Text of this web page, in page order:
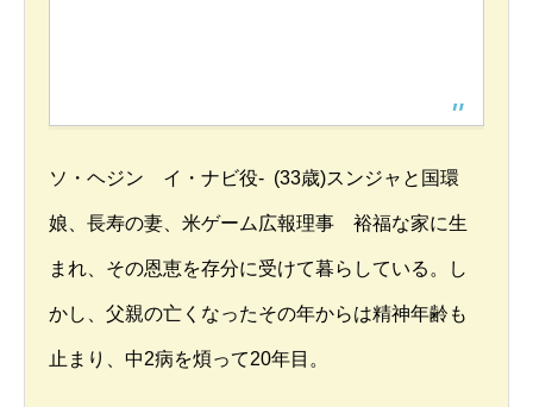
ソ・ヘジン イ・ナビ役- (33歳)スンジャと国環
娘、長寿の妻、米ゲーム広報理事 裕福な家に生
まれ、その恩恵を存分に受けて暮らしている。し
かし、父親の亡くなったその年からは精神年齢も
止まり、中2病を煩って20年目。